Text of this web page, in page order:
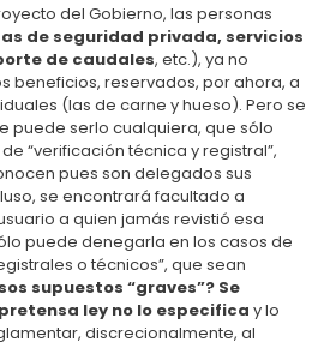
del Gobierno, las personas
de seguridad privada, servicios
de caudales, etc.), ya no
beneficios, reservados, por ahora, a
(las de carne y hueso). Pero se
puede serlo cualquiera, que sólo
“verificación técnica y registral”,
pues son delegados sus
se encontrará facultado a
a quien jamás revistió esa
puede denegarla en los casos de
o técnicos”, que sean
supuestos “graves”? Se
ley no lo especifica y lo
discrecionalmente, al